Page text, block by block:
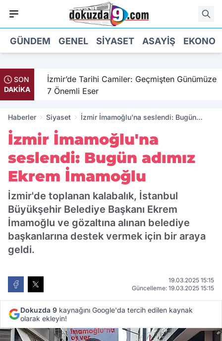
GÜNDEM GENEL SIYASET ASAYIŞ
SON
DAKİKA
İzmir’de Tarihi Camiler: Geçmişten Günümüze
7 Önemli Eser
Haberler Siyaset
İzmir İmamoğlu'na seslendi: Bugün
İzmir İmamoğlu'na
seslendi: Bugün adımız
Ekrem İmamoğlu
İzmir'de toplanan kalabalık, İstanbul
Büyükşehir Belediye Başkanı Ekrem
İmamoğlu ve gözaltına alınan belediye
başkanlarına destek vermek için bir araya
geldi.
19.03.2025 15:15
Güncelleme: 19.03.2025 15:15
Dokuzda 9 kaynağını Google'da tercih edilen kaynak
olarak ekleyin!